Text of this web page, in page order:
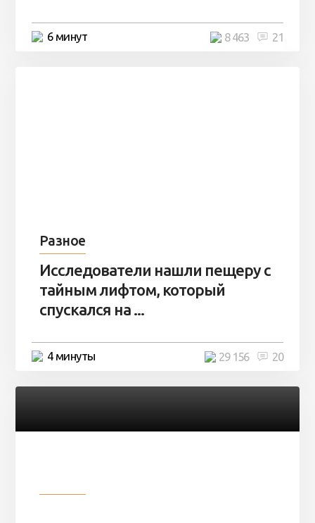
6 минут 21
8 463
Разное
Исследователи нашли пещеру с
тайным лифтом, который
спускался на ...
4 минуты 20
29 156